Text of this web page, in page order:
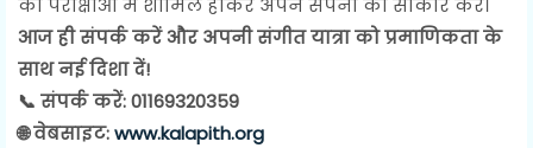
की परीक्षाओं में शामिल होकर अपने सपनों को साकार करें।
आज ही संपर्क करें और अपनी संगीत यात्रा को प्रमाणिकता के
साथ नई दिशा दें!
📞 संपर्क करें: 01169320359
🌐 वेबसाइट:www.kalapith.org